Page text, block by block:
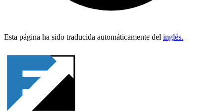
Esta pági­na ha sido tra­duci­da automáti­ca­mente del inglés.